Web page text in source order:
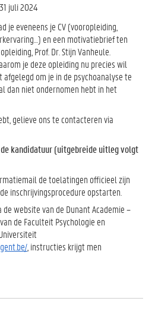
juli 2024
je eveneens je CV (vooropleiding,
en een motivatiebrief ten
Prof. Dr. Stijn Vanheule.
je deze opleiding nu precies wil
om je in de psychoanalyse te
dan niet ondernomen hebt in het
gelieve ons te contacteren via
kandidatuur (uitgebreide uitleg volgt
de toelatingen officieel zijn
inschrijvingsprocedure opstarten.
website van de Dunant Academie –
de Faculteit Psychologie en
, instructies krijgt men